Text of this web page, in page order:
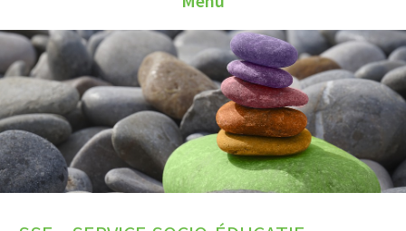
HOME
CONTACT
INSCRIPTIONS 2026
LE LYCÉE